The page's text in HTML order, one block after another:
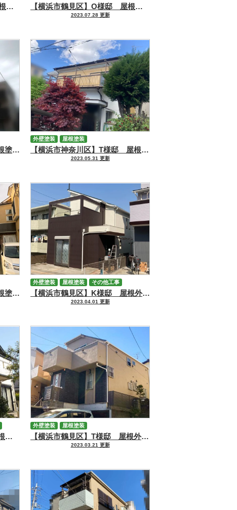
【川崎市川崎区】W様邸 屋根・外壁塗装工事 【横浜市鶴見区】O様邸 屋根・外壁塗装工事
2023.07.28 更新
【川崎市川崎区】A様邸 屋根塗装・外壁塗装・シーリング工事 【横浜市神奈川区】T様邸 屋根外壁塗装工事
2023.05.31 更新
外壁塗装 屋根塗装
【横浜市鶴見区】A様邸 屋根塗装工事・外壁塗装工事・シーリング工事 【横浜市鶴見区】K様邸 屋根外壁塗装工事
2023.04.01 更新
外壁塗装 屋根塗装 その他工事
【横浜市鶴見区】O様邸 屋根外壁塗装工事 【横浜市鶴見区】T様邸 屋根外壁塗装工事
2023.03.21 更新
外壁塗装 屋根塗装